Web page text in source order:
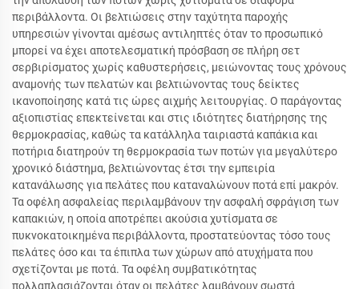
περιβάλλοντα. Οι βελτιώσεις στην ταχύτητα παροχής
υπηρεσιών γίνονται αμέσως αντιληπτές όταν το προσωπικό
μπορεί να έχει αποτελεσματική πρόσβαση σε πλήρη σετ
σερβιρίσματος χωρίς καθυστερήσεις, μειώνοντας τους χρόνους
αναμονής των πελατών και βελτιώνοντας τους δείκτες
ικανοποίησης κατά τις ώρες αιχμής λειτουργίας. Ο παράγοντας
αξιοπιστίας επεκτείνεται και στις ιδιότητες διατήρησης της
θερμοκρασίας, καθώς τα κατάλληλα ταιριαστά καπάκια και
ποτήρια διατηρούν τη θερμοκρασία των ποτών για μεγαλύτερο
χρονικό διάστημα, βελτιώνοντας έτσι την εμπειρία
κατανάλωσης για πελάτες που καταναλώνουν ποτά επί μακρόν.
Τα οφέλη ασφαλείας περιλαμβάνουν την ασφαλή σφράγιση των
καπακιών, η οποία αποτρέπει ακούσια χυτίσματα σε
πυκνοκατοικημένα περιβάλλοντα, προστατεύοντας τόσο τους
πελάτες όσο και τα έπιπλα των χώρων από ατυχήματα που
σχετίζονται με ποτά. Τα οφέλη συμβατικότητας
πολλαπλασιάζονται όταν οι πελάτες λαμβάνουν σωστά